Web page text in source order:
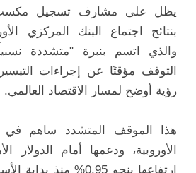
يظل على مشارف تسجيل مكسب
بنتائج اجتماع البنك المركزي
والذي اتسم بنبرة "متشددة
التوقف مؤقتًا عن إجراءات
رؤية أوضح لمسار الاقتصاد العالمي.
هذا الموقف المتشدد ساهم في
الأوروبية، ودعمها أمام الدولار
ارتفاعها بنحو 0.95%